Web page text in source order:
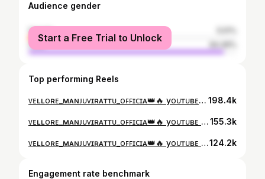
Audience gender
female
male
Start a Free Trial to Unlock
Top performing Reels
ᴠᴇʟʟᴏʀᴇ_ᴍᴀɴᴊᴜᴠɪʀᴀᴛᴛᴜ_ᴏꜰꜰɪᴄɪᴀ👑🔥 yᴏᴜᴛᴜʙᴇ ᴄʜᴀɴɴᴇʟ ʟɪɴᴋ ᴏɴ ʙɪᴏ🔔💥 : ⓦⓔⓛⓒⓞⓜⓔ ⓣⓞ ⓜⓨ ⓕⓐⓜⓘⓛⓨ : ꜰᴏʟʟᴏᴡ ᴩᴀɴɴᴜɴɢᴀ ɴᴀɴʙᴀ & ɴᴀɴʙɪ : ʜɪᴛ ʟɪᴋᴇ❤️ & ꜱʜᴀʀᴇ↗️ : 24×7 ᴀᴄᴛɪᴠᴇ ᴩᴀɢᴇ ᴀᴅᴍɪɴ : @dinesh_gajaendran @vellore_manjuvirattu_official⤵ : : : #vellore_manjuvirattu_official #vellore #jallikattu #rekala #support #madhuri #jallikattu_kaalai #jallikattu_rekalarace_official #supportjallikatturekalarace #jallikattupics #black #followbackinstantly #foodporn #instacool #instafollow #waiting #savenativebreeds #trending #bulls #tamilculture #komban #kombuvachasingamda #instagram #android #sivagangaijallikattu#instagramanet#alightmotionedits #alightmotionedits 198.4k
ᴠᴇʟʟᴏʀᴇ_ᴍᴀɴᴊᴜᴠɪʀᴀᴛᴛᴜ_ᴏꜰꜰɪᴄɪᴀ👑🔥 yᴏᴜᴛᴜʙᴇ ᴄʜᴀɴɴᴇʟ ʟɪɴᴋ ᴏɴ ʙɪᴏ🔔💥 : ⓦⓔⓛⓒⓞⓜⓔ ⓣⓞ ⓜⓨ ⓕⓐⓜⓘⓛⓨ : ꜰᴏʟʟᴏᴡ ᴩᴀɴɴᴜɴɢᴀ ɴᴀɴʙᴀ & ɴᴀɴʙɪ : ʜɪᴛ ʟɪᴋᴇ❤️ & ꜱʜᴀʀᴇ↗️ : 24×7 ᴀᴄᴛɪᴠᴇ ᴩᴀɢᴇ ᴀᴅᴍɪɴ : @dinesh_gajaendran @vellore_manjuvirattu_official⤵ : : : #vellore_manjuvirattu_official #vellore #jallikattu #rekala #support #madhuri #jallikattu_kaalai #jallikattu_rekalarace_official #supportjallikatturekalarace #jallikattupics #black #followbackinstantly #foodporn #instacool #instafollow #waiting #savenativebreeds #trending #bulls #tamilculture #komban #kombuvachasingamda #instagram #android #sivagangaijallikattu#instagramanet#alightmotionedits #alightmotionedits155.3k
ᴠᴇʟʟᴏʀᴇ_ᴍᴀɴᴊᴜᴠɪʀᴀᴛᴛᴜ_ᴏꜰꜰɪᴄɪᴀ👑🔥 yᴏᴜᴛᴜʙᴇ ᴄʜᴀɴɴᴇʟ ʟɪɴᴋ ᴏɴ ʙɪᴏ🔔💥 : ⓦⓔⓛⓒⓞⓜⓔ ⓣⓞ ⓜⓨ ⓕⓐⓜⓘⓛⓨ : ꜰᴏʟʟᴏᴡ ᴩᴀɴɴᴜɴɢᴀ ɴᴀɴʙᴀ & ɴᴀɴʙɪ : ʜɪᴛ ʟɪᴋᴇ❤️ & ꜱʜᴀʀᴇ↗️ : 24×7 ᴀᴄᴛɪᴠᴇ ᴩᴀɢᴇ ᴀᴅᴍɪɴ : @dinesh_gajaendran @vellore_manjuvirattu_official⤵ : : : #vellore_manjuvirattu_official #vellore #jallikattu #rekala #support #madhuri #jallikattu_kaalai #jallikattu_rekalarace_official #supportjallikatturekalarace #jallikattupics #black #followbackinstantly #foodporn #instacool #instafollow #waiting #savenativebreeds #trending #bulls #tamilculture #komban #kombuvachasingamda #instagram #android #sivagangaijallikattu#instagramanet#alightmotionedits #alightmotionedits124.2k
Engagement rate benchmark